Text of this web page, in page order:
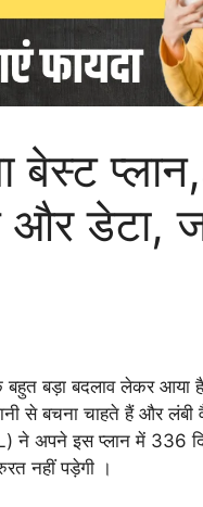
बेस्ट
और डेटा,
बहुत बड़ा बदलाव लेकर आया
से बचना चाहते हैं और लंबी
ने अपने इस प्लान में 336
नहीं पड़ेगी ।